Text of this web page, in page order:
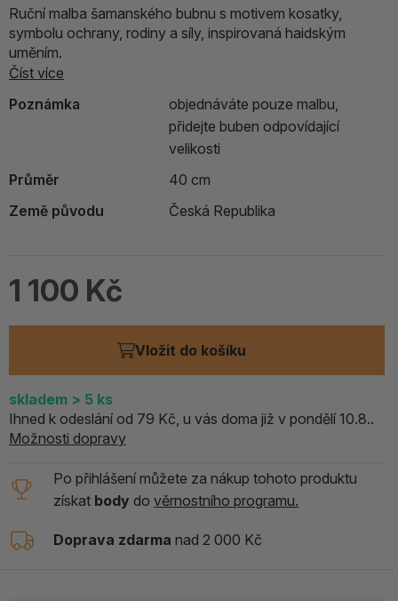
Ruční malba šamanského bubnu s motivem kosatky,
symbolu ochrany, rodiny a síly, inspirovaná haidským
uměním.
Číst více
Poznámka
objednáváte pouze malbu,
přidejte buben odpovídající
velikosti
Průměr
40 cm
Země původu
Česká Republika
1 100 Kč
Vložit do košíku
skladem > 5 ks
Ihned k odeslání od 79 Kč, u vás doma již v pondělí 10.8..
Možnosti dopravy
Po přihlášení můžete za nákup tohoto produktu
získat body do věrnostního programu.
Doprava zdarma nad 2 000 Kč